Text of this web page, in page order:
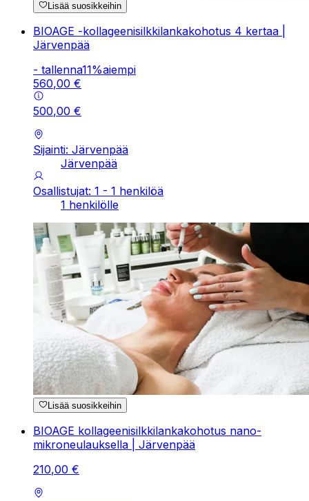
Lisää suosikkeihin
BIOAGE -kollageenisilkkilankakohotus 4 kertaa |
Järvenpää
- tallenna11%aiempi
560,00 €
500,00 €
Sijainti: Järvenpää
Järvenpää
Osallistujat: 1 - 1 henkilöä
1 henkilölle
Lisää suosikkeihin
BIOAGE kollageenisilkkilankakohotus nano-
mikroneulauksella | Järvenpää
210,00 €